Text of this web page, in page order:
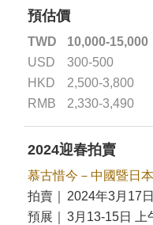
預估價
TWD
10,000-15,000
USD
300-500
HKD
2,500-3,800
RMB
2,330-3,490
2024迎春拍賣
慕古惜今－中國暨日
拍賣｜
2024年3月17
預展｜
3月13-15日 上